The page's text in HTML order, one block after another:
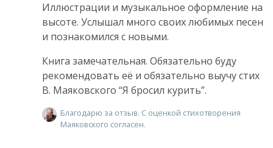
Иллюстрации и музыкальное оформление на
высоте. Услышал много своих любимых песен
и познакомился с новыми.
Книга замечательная. Обязательно буду
рекомендовать её и обязательно выучу стих
В. Маяковского “Я бросил курить”.
Благодарю за отзыв. С оценкой стихотворения
Маяковского согласен.